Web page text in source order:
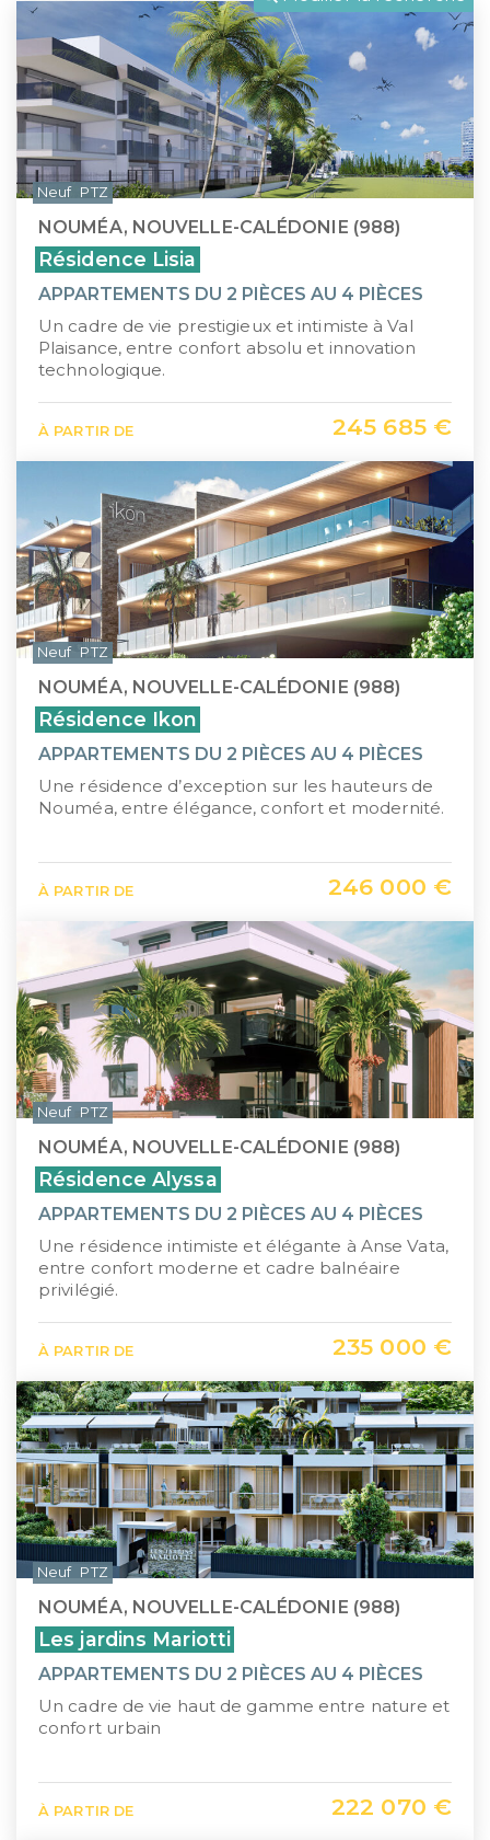
LLI
CIIC (Corse)
Maurice (non-résident)
PTZ
TVA réduite
Pays de la Loire
Provence-Alpes-Côte d'Azur
Guadeloupe (971)
Guyane (973)
La Réunion (974)
Martinique (972)
Nouvelle-Calédonie (988)
Polynésie française (987)
Île Maurice
NOUMÉA, NOUVELLE-CALÉDONIE (988)
Résidence Lisia
APPARTEMENTS DU 2 PIÈCES AU 4 PIÈCES
Un cadre de vie prestigieux et intimiste à Val
Plaisance, entre confort absolu et innovation
technologique.
À PARTIR DE 245 685 €
Neuf PTZ
NOUMÉA, NOUVELLE-CALÉDONIE (988)
Résidence Ikon
APPARTEMENTS DU 2 PIÈCES AU 4 PIÈCES
Une résidence d’exception sur les hauteurs de
Nouméa, entre élégance, confort et modernité.
À PARTIR DE 246 000 €
Neuf PTZ
NOUMÉA, NOUVELLE-CALÉDONIE (988)
Résidence Alyssa
APPARTEMENTS DU 2 PIÈCES AU 4 PIÈCES
Une résidence intimiste et élégante à Anse Vata,
entre confort moderne et cadre balnéaire
privilégié.
À PARTIR DE 235 000 €
Neuf PTZ
NOUMÉA, NOUVELLE-CALÉDONIE (988)
Les jardins Mariotti
APPARTEMENTS DU 2 PIÈCES AU 4 PIÈCES
Un cadre de vie haut de gamme entre nature et
confort urbain
À PARTIR DE 222 070 €
Neuf PTZ